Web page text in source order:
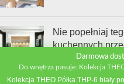
Nie popełniaj
kuchennych
Darmowa
Do wnętrza pasuje: Kolekcja
Kolekcja THEO Półka THP-6 biały